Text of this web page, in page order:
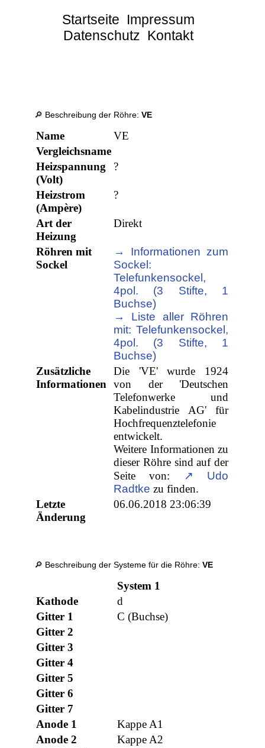
Startseite Impressum
Datenschutz Kontakt
🔎 Beschreibung der Röhre:VE
Name
VE
Vergleichsname
Heizspannung
(Volt)
?
Heizstrom
(Ampère)
?
Art der
Heizung
Direkt
Röhren mit
Sockel
→ Informationen zum
Sockel:
Telefunkensockel,
4pol. (3 Stifte, 1
Buchse)
→ Liste aller Röhren
mit: Telefunkensockel,
4pol. (3 Stifte, 1
Buchse)
Zusätzliche
Informationen
Die 'VE' wurde 1924
von der 'Deutschen
Telefonwerke und
Kabelindustrie AG' für
Hochfrequenztelefonie
entwickelt.
Weitere Informationen zu
dieser Röhre sind auf der
Seite von:
↗ Udo
Radtke zu finden.
Letzte
Änderung
06.06.2018 23:06:39
🔎 Beschreibung der Systeme für die Röhre:VE
System 1
Kathode
d
Gitter 1
C (Buchse)
Gitter 2
Gitter 3
Gitter 4
Gitter 5
Gitter 6
Gitter 7
Anode 1
Kappe A1
Anode 2
Kappe A2